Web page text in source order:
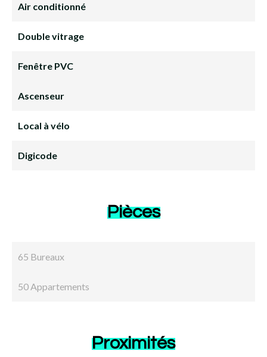
Air conditionné
Double vitrage
Fenêtre PVC
Ascenseur
Local à vélo
Digicode
Pièces
65 Bureaux
50 Appartements
Proximités